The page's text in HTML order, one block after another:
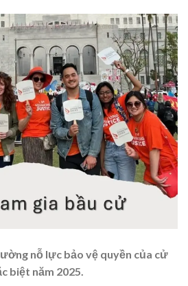
nỗ lực bảo vệ quyền của cử
biệt năm 2025.